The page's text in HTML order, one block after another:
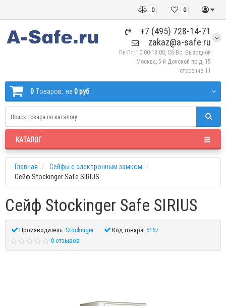
0
0
+7 (495) 728-14-71
zakaz@a-safe.ru
Пн-Пт: 10:00-18:00, Сб-Вс: Выходной
Москва, 5-й Донской пр-д, 15
строение 11
0 Tоваров, на 0 руб
КАТАЛОГ
Главная
Сейфы с электронным замком
Сейф Stockinger Safe SIRIUS
Сейф Stockinger Safe SIRIUS
Производитель:Stockinger Код товара: 5167
0 отзывов